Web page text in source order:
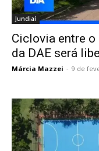
Jundiaí
Ciclovia entre
da DAE será
Márcia Mazzei - 9 de